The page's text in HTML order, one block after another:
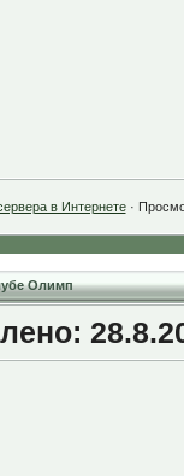
в Интернете·
Олимп